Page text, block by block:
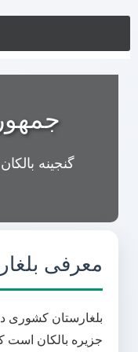
گنجینه
معرفی
بلغارستان کشوری
جزیره بالکان است